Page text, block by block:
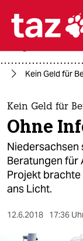
themen
politik
öko
gesellschaft
kultur
Kein Geld für
Kein Geld für
Ohne
Beratungen für
Projekt
ans Licht.
12.6.2018 17:36